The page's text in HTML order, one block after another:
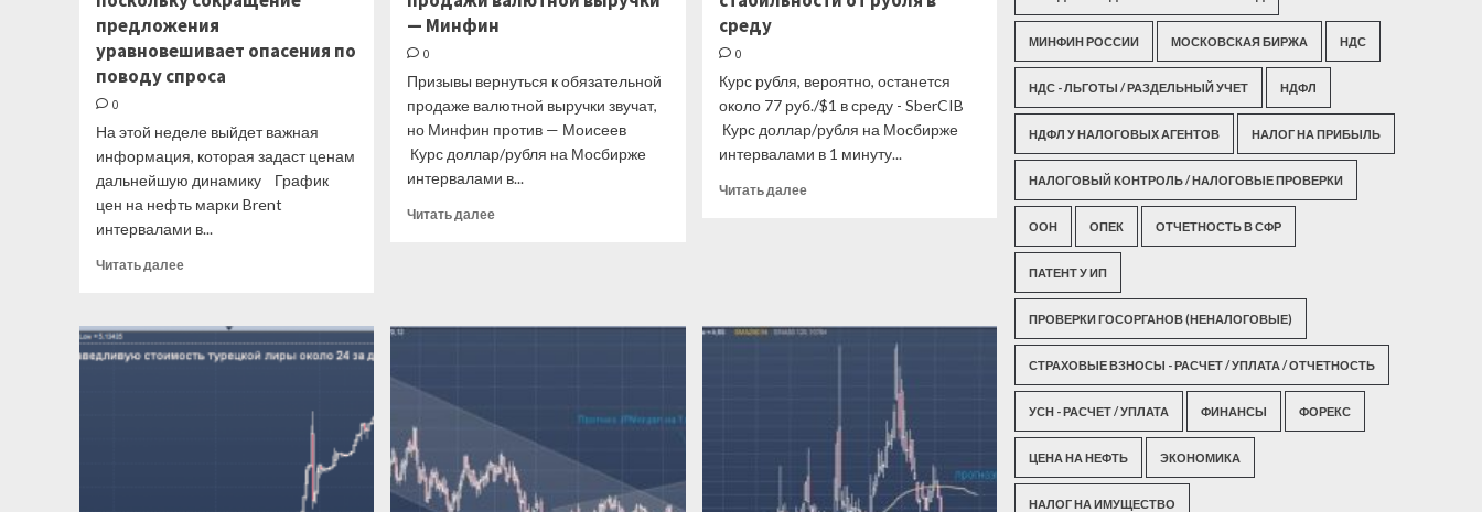
предложения
уравновешивает опасения по
поводу спроса
0
На этой неделе выйдет важная
информация, которая задаст ценам
дальнейшую динамику График
цен на нефть марки Brent
интервалами в...
Читать далееПрочитать
Нефть
стабилизируется,
поскольку
— Минфин
0
Призывы вернуться к обязательной
продаже валютной выручки звучат,
но Минфин против — Моисеев
Курс доллар/рубля на Мосбирже
интервалами в...
Читать далееПрочитать
среду
0
Курс рубля, вероятно, останется
около 77 руб./$1 в среду - SberCIB
Курс доллар/рубля на Мосбирже
интервалами в 1 минуту...
Читать далееПрочитать
рубля
МИНФИН РОССИИ МОСКОВСКАЯ БИРЖА НДС
НДС - ЛЬГОТЫ / РАЗДЕЛЬНЫЙ УЧЕТ НДФЛ
НДФЛ У НАЛОГОВЫХ АГЕНТОВ НАЛОГ НА ПРИБЫЛЬ
НАЛОГОВЫЙ КОНТРОЛЬ / НАЛОГОВЫЕ ПРОВЕРКИ
ООН ОПЕК ОТЧЕТНОСТЬ В СФР
ПАТЕНТ У ИП
ПРОВЕРКИ ГОСОРГАНОВ (НЕНАЛОГОВЫЕ)
СТРАХОВЫЕ ВЗНОСЫ - РАСЧЕТ / УПЛАТА / ОТЧЕТНОСТЬ
УСН - РАСЧЕТ / УПЛАТА ФИНАНСЫ ФОРЕКС
ЦЕНА НА НЕФТЬ ЭКОНОМИКА
НАЛОГ НА ИМУЩЕСТВО